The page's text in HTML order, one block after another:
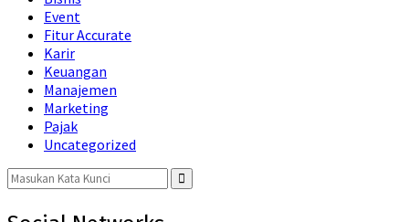
Event
Fitur Accurate
Karir
Keuangan
Manajemen
Marketing
Pajak
Uncategorized
Search
for:
Search